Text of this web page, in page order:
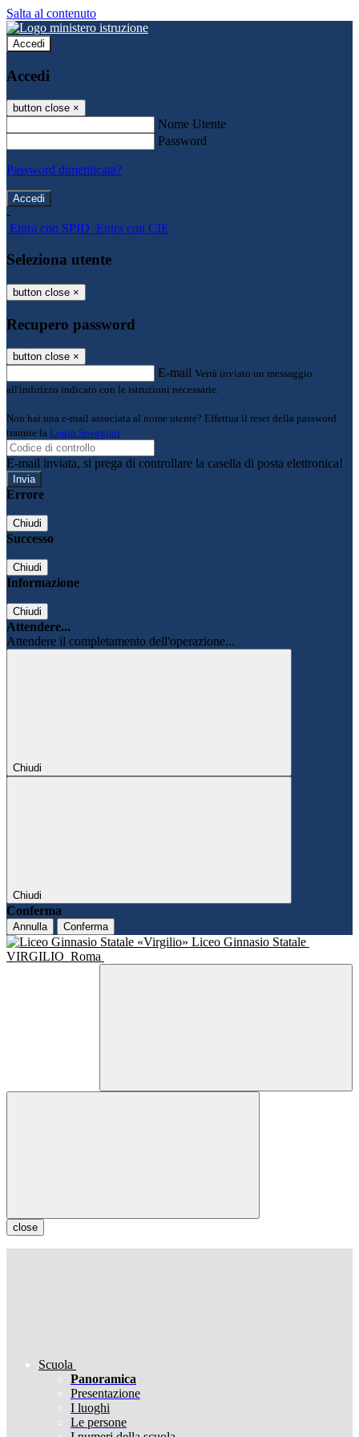
Salta al contenuto
Accedi
Accedi
button close ×
Nome Utente
Password
Password dimenticata?
-
Entra con SPID Entra con CIE
Seleziona utente
button close ×
Recupero password
button close ×
E-mail Verrà inviato un messaggio
all'indirizzo indicato con le istruzioni necessarie.
Non hai una e-mail associata al nome utente? Effettua il reset della password
tramite la Login Spaggiari
E-mail inviata, si prega di controllare la casella di posta elettronica!
Errore
Chiudi
Successo
Chiudi
Informazione
Chiudi
Attendere...
Attendere il completamento dell'operazione...
Chiudi
Chiudi
Conferma
Annulla Conferma
Liceo Ginnasio Statale
VIRGILIO Roma
close
Scuola
Panoramica
Presentazione
I luoghi
Le persone